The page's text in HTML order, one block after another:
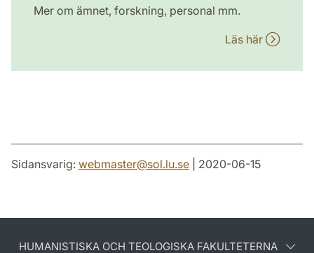
Mer om ämnet, forskning, personal mm.
Läs här
Sidansvarig: webmaster@sol.lu.se | 2020-06-15
HUMANISTISKA OCH TEOLOGISKA FAKULTETERNA